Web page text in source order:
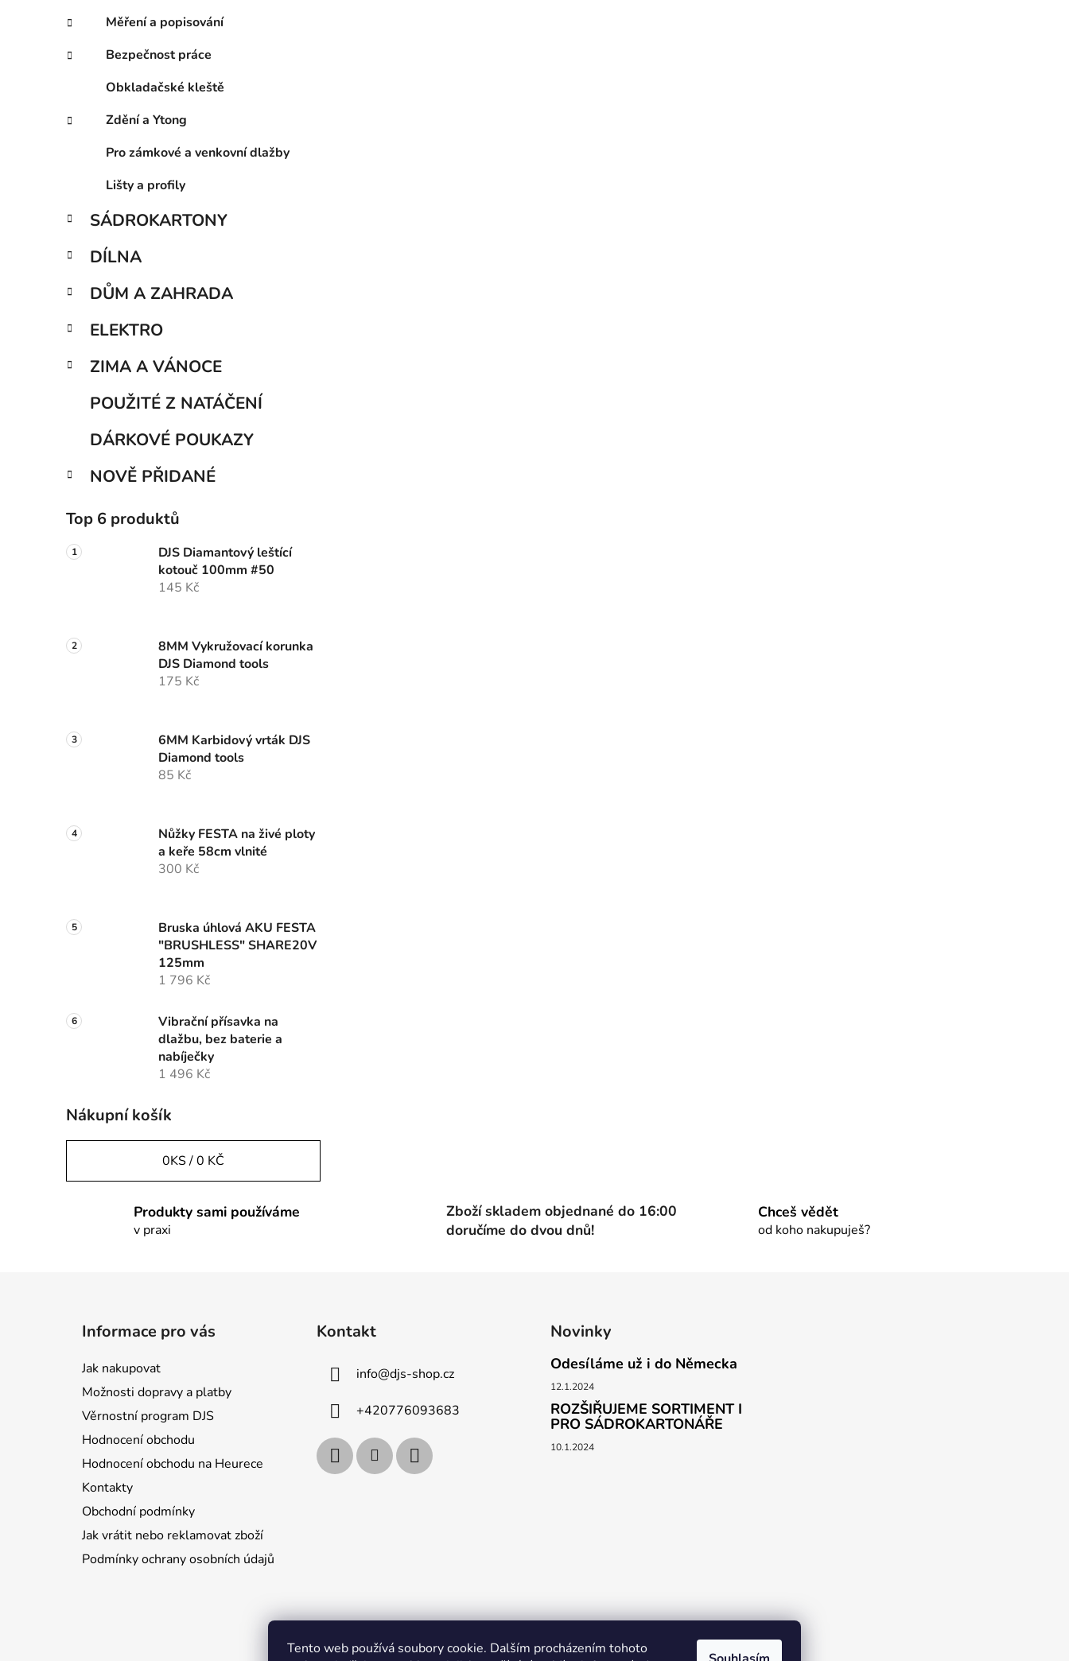
Tento web používá soubory cookie. Dalším procházením tohoto
Měření a popisování
Bezpečnost práce
Obkladačské kleště
Zdění a Ytong
Pro zámkové a venkovní dlažby
Lišty a profily
SÁDROKARTONY
DÍLNA
DŮM A ZAHRADA
ELEKTRO
ZIMA A VÁNOCE
POUŽITÉ Z NATÁČENÍ
DÁRKOVÉ POUKAZY
NOVĚ PŘIDANÉ
Top 6 produktů
DJS Diamantový leštící
kotouč 100mm #50
145 Kč
8MM Vykružovací korunka
DJS Diamond tools
175 Kč
6MM Karbidový vrták DJS
Diamond tools
85 Kč
Nůžky FESTA na živé ploty
a keře 58cm vlnité
300 Kč
Bruska úhlová AKU FESTA
"BRUSHLESS" SHARE20V
125mm
1 796 Kč
Vibrační přísavka na
dlažbu, bez baterie a
nabíječky
1 496 Kč
Nákupní košík
0KS /0 KČ
Produkty sami používáme
v praxi
Zboží skladem objednané do 16:00
doručíme do dvou dnů!
Chceš vědět
od koho nakupuješ?
Informace pro vás
Jak nakupovat
Možnosti dopravy a platby
Věrnostní program DJS
Hodnocení obchodu
Hodnocení obchodu na Heurece
Kontakty
Obchodní podmínky
Jak vrátit nebo reklamovat zboží
Podmínky ochrany osobních údajů
Kontakt
info@djs-shop.cz
+420776093683
Novinky
Odesíláme už i do Německa
12.1.2024
ROZŠIŘUJEME SORTIMENT I
PRO SÁDROKARTONÁŘE
10.1.2024
Jak nakupovat Obchodní podmínky Podpoř nás na YouTube Věrnostní program DJS